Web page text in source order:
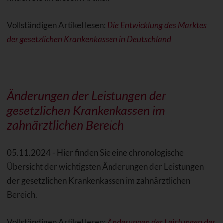
Vollständigen Artikel lesen: Die Entwicklung des Marktes
der gesetzlichen Krankenkassen in Deutschland
Änderungen der Leistungen der
gesetzlichen Krankenkassen im
zahnärztlichen Bereich
05.11.2024 - Hier finden Sie eine chronologische
Übersicht der wichtigsten Änderungen der Leistungen
der gesetzlichen Krankenkassen im zahnärztlichen
Bereich.